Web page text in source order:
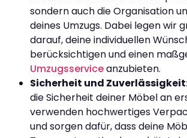
sondern auch die Organisation
deines Umzugs. Dabei legen wir
darauf, deine individuellen
berücksichtigen und einen
Umzugsserviceanzubieten.
Sicherheit und
die Sicherheit deiner Möbel an
verwenden hochwertiges
und sorgen dafür, dass deine